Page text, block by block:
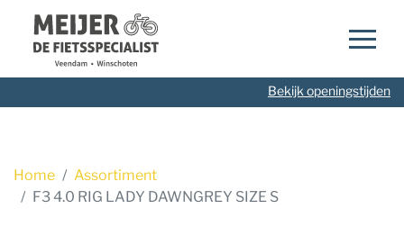
Navigatie
Bekijk openingstijden
Home
Assortiment
F3 4.0 RIG LADY DAWNGREY SIZE S